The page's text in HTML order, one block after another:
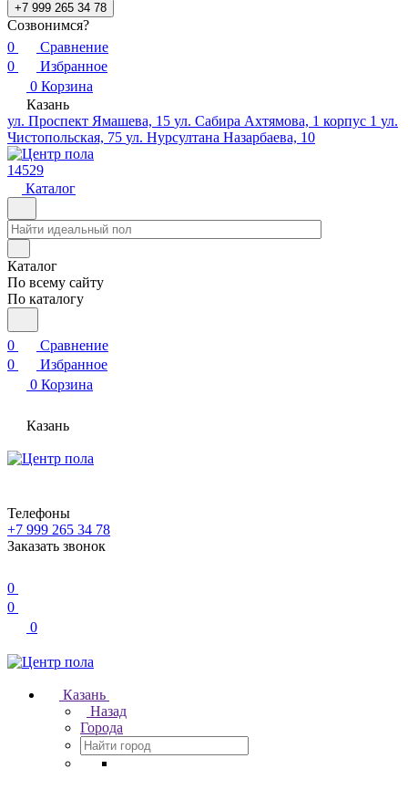
+7 999 265 34 78
Созвонимся?
0
Сравнение
0
Избранное
0 Корзина
Казань
ул. Проспект Ямашева, 15 ул. Сабира Ахтямова, 1 корпус 1 ул.
Чистопольская, 75 ул. Нурсултана Назарбаева, 10
14529
Каталог
Каталог
По всему сайту
По каталогу
0
Сравнение
0
Избранное
0 Корзина
Казань
Телефоны
+7 999 265 34 78
Заказать звонок
0
0
0
Казань
Назад
Города